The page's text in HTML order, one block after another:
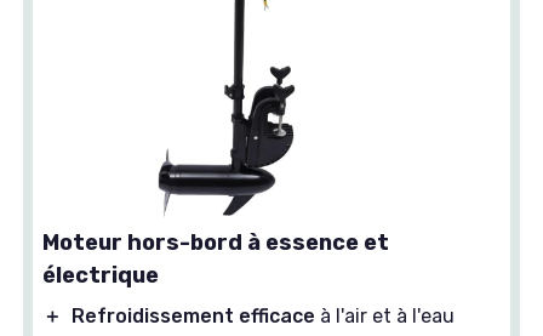
Moteur hors-bord à essence et
électrique
＋ Refroidissement efficace à l'air et à l'eau